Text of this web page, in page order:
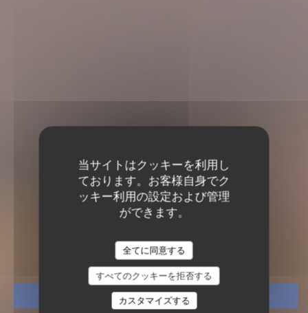
当サイトはクッキーを利用し
ております。お客様自身でク
ッキー利用の設定および管理
ができます。
全てに同意する
すべてのクッキーを拒否する
カスタマイズする
BONG 15 EME
BONG 15 EME
|PARIS
予約